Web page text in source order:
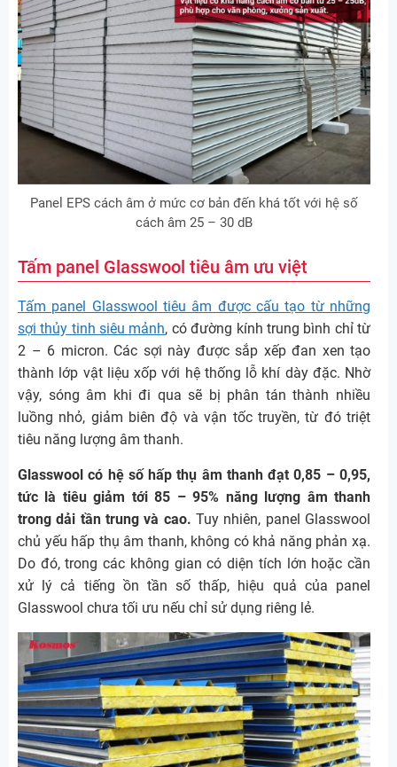
Panel EPS cách âm ở mức cơ bản đến khá tốt với hệ số
cách âm 25 – 30 dB
Tấm panel Glasswool tiêu âm ưu việt
Tấm panel Glasswool tiêu âm được cấu tạo từ những
sợi thủy tinh siêu mảnh, có đường kính trung bình chỉ từ
2 – 6 micron. Các sợi này được sắp xếp đan xen tạo
thành lớp vật liệu xốp với hệ thống lỗ khí dày đặc. Nhờ
vậy, sóng âm khi đi qua sẽ bị phân tán thành nhiều
luồng nhỏ, giảm biên độ và vận tốc truyền, từ đó triệt
tiêu năng lượng âm thanh.
Glasswool có hệ số hấp thụ âm thanh đạt 0,85 – 0,95,
tức là tiêu giảm tới 85 – 95% năng lượng âm thanh
trong dải tần trung và cao. Tuy nhiên, panel Glasswool
chủ yếu hấp thụ âm thanh, không có khả năng phản xạ.
Do đó, trong các không gian có diện tích lớn hoặc cần
xử lý cả tiếng ồn tần số thấp, hiệu quả của panel
Glasswool chưa tối ưu nếu chỉ sử dụng riêng lẻ.